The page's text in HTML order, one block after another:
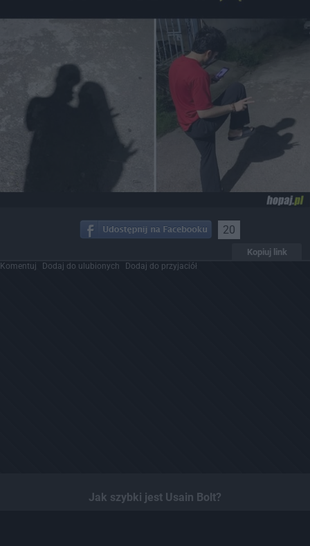
20
Kopiuj link
Komentuj Dodaj do ulubionych Dodaj do przyjaciół
Jak szybki jest Usain Bolt?